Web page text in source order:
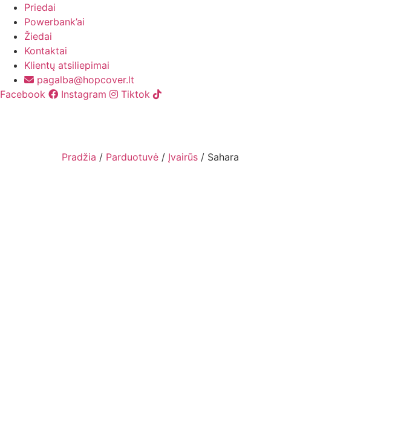
Priedai
Powerbank’ai
Žiedai
Kontaktai
Klientų atsiliepimai
pagalba@hopcover.lt
Facebook
Instagram Tiktok
Pradžia / Parduotuvė / Įvairūs / Sahara